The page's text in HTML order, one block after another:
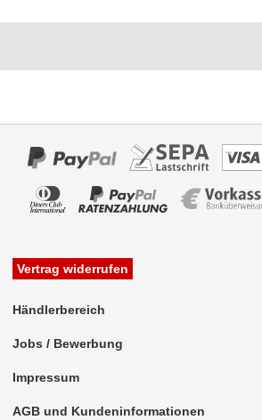
Vertrag widerrufen
Händlerbereich
Jobs / Bewerbung
Impressum
AGB und Kundeninformationen